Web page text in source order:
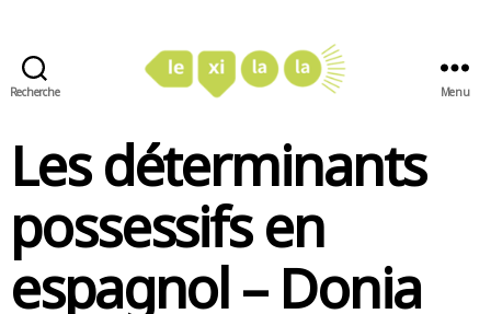
Recherche Menu
Les déterminants
possessifs en
espagnol – Donia